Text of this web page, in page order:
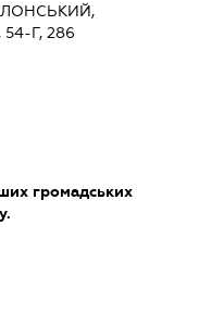
Г, 286
громадських